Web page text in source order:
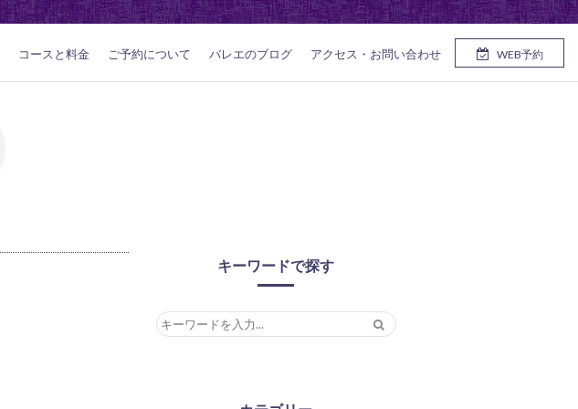
WEB予約
コースと料金 ご予約について バレエのブログ アクセス・お問い合わせ
キーワードで探す